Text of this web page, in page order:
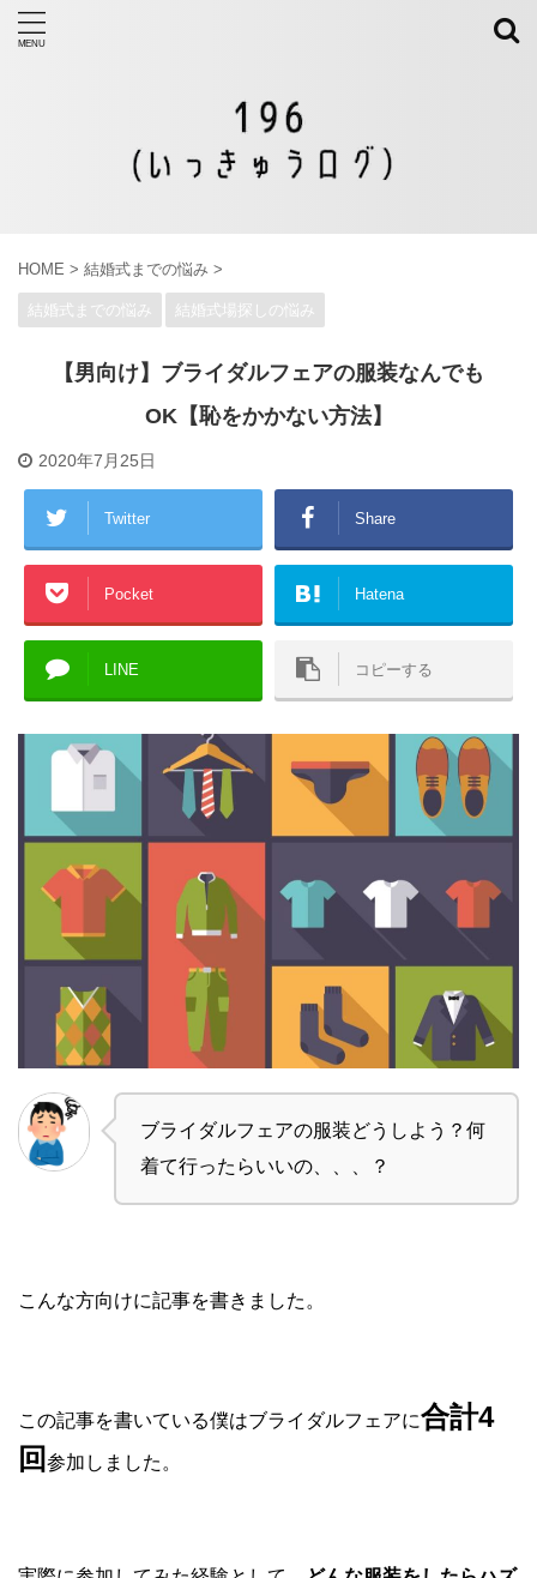
HOME > 結婚式までの悩み >
結婚式までの悩み 結婚式場探しの悩み
【男向け】ブライダルフェアの服装なんでも
OK【恥をかかない方法】
2020年7月25日
Twitter Share
Pocket Hatena
LINE コピーする
ブライダルフェアの服装どうしよう？何
着て行ったらいいの、、、？
こんな方向けに記事を書きました。
この記事を書いている僕はブライダルフェアに合計4
回 参加しました。